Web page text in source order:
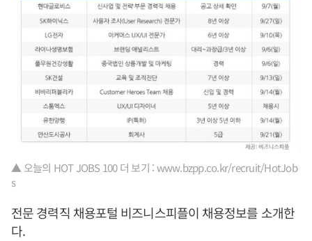
▲ 오늘의 HOT JOBS 100 더 보기 : www.bzpp.co.kr/recruit/HotJob
s
전문 경력직 채용포털 비즈니스피플이 채용정보를 소개한
다.